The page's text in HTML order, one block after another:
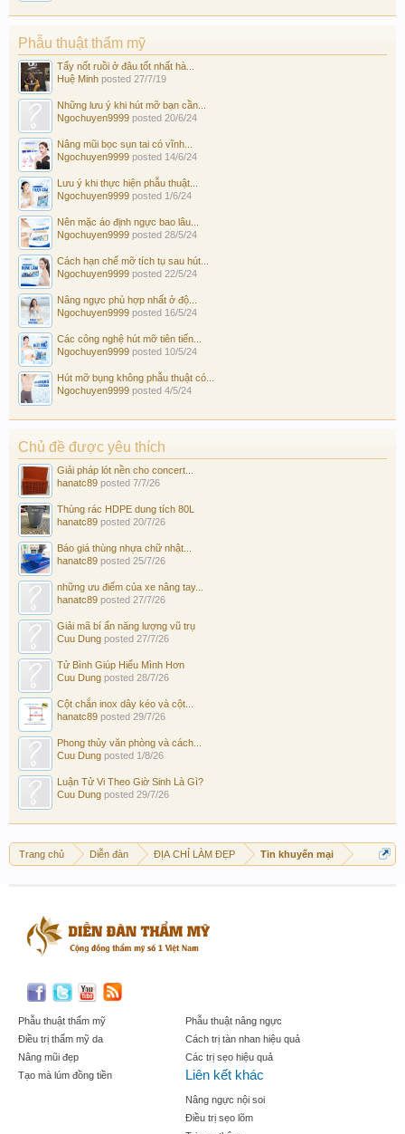
Phẫu thuật thẩm mỹ
Tẩy nốt ruồi ở đâu tốt nhất hà...
Huệ Minh posted 27/7/19
Những lưu ý khi hút mỡ bạn cần...
Ngochuyen9999 posted 20/6/24
Nâng mũi bọc sụn tai có vĩnh...
Ngochuyen9999 posted 14/6/24
Lưu ý khi thực hiện phẫu thuật...
Ngochuyen9999 posted 1/6/24
Nên mặc áo định ngực bao lâu...
Ngochuyen9999 posted 28/5/24
Cách hạn chế mỡ tích tụ sau hút...
Ngochuyen9999 posted 22/5/24
Nâng ngực phù hợp nhất ở độ...
Ngochuyen9999 posted 16/5/24
Các công nghệ hút mỡ tiên tiến...
Ngochuyen9999 posted 10/5/24
Hút mỡ bụng không phẫu thuật có...
Ngochuyen9999 posted 4/5/24
Chủ đề được yêu thích
Giải pháp lót nền cho concert...
hanatc89 posted 7/7/26
Thùng rác HDPE dung tích 80L
hanatc89 posted 20/7/26
Báo giá thùng nhựa chữ nhật...
hanatc89 posted 25/7/26
những ưu điểm của xe nâng tay...
hanatc89 posted 27/7/26
Giải mã bí ẩn năng lượng vũ trụ
Cuu Dung posted 27/7/26
Tử Bình Giúp Hiểu Mình Hơn
Cuu Dung posted 28/7/26
Cột chắn inox dây kéo và cột...
hanatc89 posted 29/7/26
Phong thủy văn phòng và cách...
Cuu Dung posted 1/8/26
Luận Tử Vi Theo Giờ Sinh Là Gì?
Cuu Dung posted 29/7/26
Trang chủ Diễn đàn ĐỊA CHỈ LÀM ĐẸP Tin khuyến mại
Phẫu thuật thẩm mỹ
Điều trị thẩm mỹ da
Nâng mũi đẹp
Tạo mà lúm đồng tiền
Phẫu thuật nâng ngực
Cách trị tàn nhan hiệu quả
Các trị sẹo hiệu quả
Liên kết khác
Nâng ngực nội soi
Điều trị sẹo lõm